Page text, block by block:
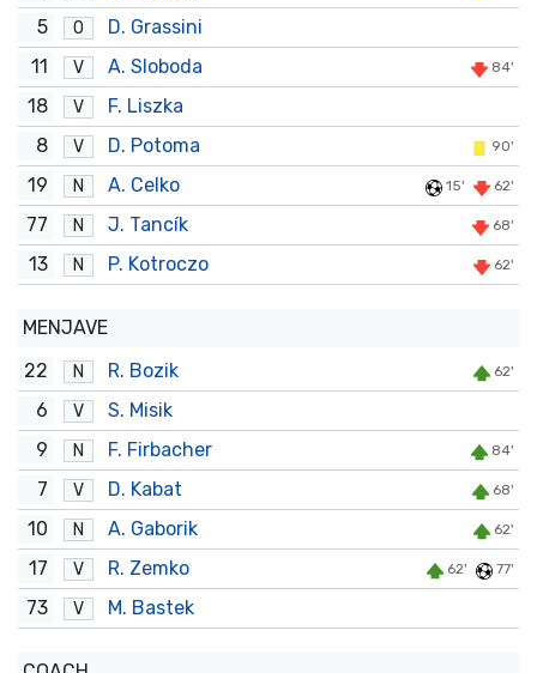
5 O
D. Grassini
11
V A. Sloboda 84'
18 V
F. Liszka
8
V D. Potoma 90'
19 N A. Celko 15' 62'
77 N J. Tancík 68'
13 N P. Kotroczo 62'
MENJAVE
22
N R. Bozik 62'
6 V
S. Misik
9
N F. Firbacher 84'
7 V D. Kabat 68'
10 N A. Gaborik 62'
17 V R. Zemko 62' 77'
73 V M. Bastek